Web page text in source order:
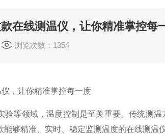
在线测温仪，让你精准掌控每
浏览次数：1354
，让你精准掌控每一度
验等领域，温度控制是至关重要。传统测
够精准、实时、稳定监测温度的在线测温